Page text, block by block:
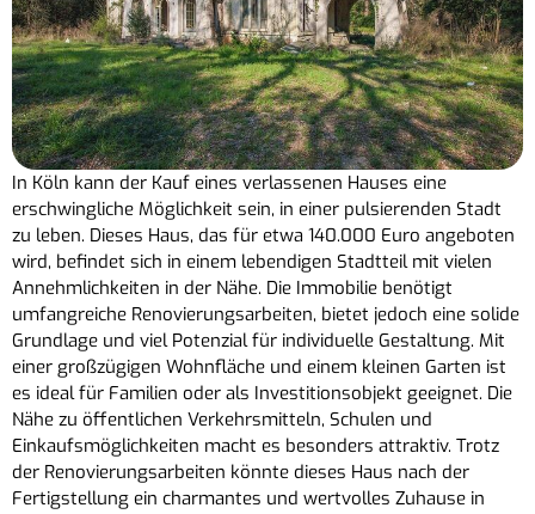
In Köln kann der Kauf eines verlassenen Hauses eine
erschwingliche Möglichkeit sein, in einer pulsierenden Stadt
zu leben. Dieses Haus, das für etwa 140.000 Euro angeboten
wird, befindet sich in einem lebendigen Stadtteil mit vielen
Annehmlichkeiten in der Nähe. Die Immobilie benötigt
umfangreiche Renovierungsarbeiten, bietet jedoch eine solide
Grundlage und viel Potenzial für individuelle Gestaltung. Mit
einer großzügigen Wohnfläche und einem kleinen Garten ist
es ideal für Familien oder als Investitionsobjekt geeignet. Die
Nähe zu öffentlichen Verkehrsmitteln, Schulen und
Einkaufsmöglichkeiten macht es besonders attraktiv. Trotz
der Renovierungsarbeiten könnte dieses Haus nach der
Fertigstellung ein charmantes und wertvolles Zuhause in